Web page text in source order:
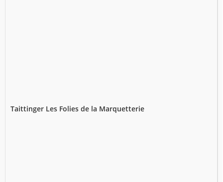
Taittinger Les Folies de la Marquetterie